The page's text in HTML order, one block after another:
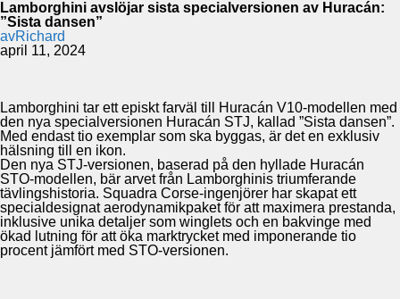
Lamborghini avslöjar sista specialversionen av Huracán:
”Sista dansen”
avRichard
april 11, 2024
Lamborghini tar ett episkt farväl till Huracán V10-modellen med
den nya specialversionen Huracán STJ, kallad ”Sista dansen”.
Med endast tio exemplar som ska byggas, är det en exklusiv
hälsning till en ikon.
Den nya STJ-versionen, baserad på den hyllade Huracán
STO-modellen, bär arvet från Lamborghinis triumferande
tävlingshistoria. Squadra Corse-ingenjörer har skapat ett
specialdesignat aerodynamikpaket för att maximera prestanda,
inklusive unika detaljer som winglets och en bakvinge med
ökad lutning för att öka marktrycket med imponerande tio
procent jämfört med STO-versionen.